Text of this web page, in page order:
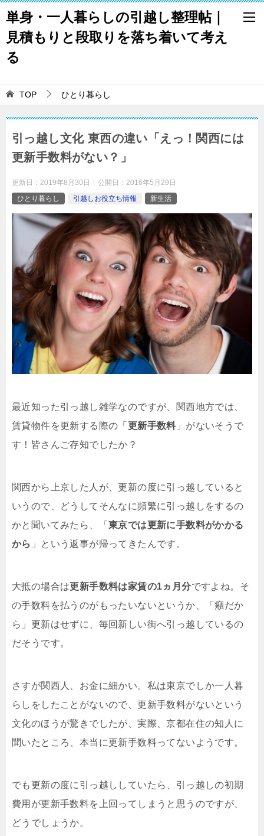
単身・一人暮らしの引越し整理帖｜
見積もりと段取りを落ち着いて考え
る
TOP ひとり暮らし
引っ越し文化 東西の違い「えっ！関西には
更新手数料がない？」
更新日： 2019年8月30日 公開日： 2016年5月29日
ひとり暮らし
引越しお役立ち情報 新生活
最近知った引っ越し雑学なのですが、関西地方では、
賃貸物件を更新する際の「 更新手数料」がないそうで
す！皆さんご存知でしたか？
関西から上京した人が、更新の度に引っ越していると
いうので、どうしてそんなに頻繁に引っ越しをするの
かと聞いてみたら、「 東京では更新に手数料がかかる
から 」という返事が帰ってきたんです。
大抵の場合は更新手数料は家賃の1ヵ月分ですよね。そ
の手数料を払うのがもったいないというか、「癪だか
ら」更新はせずに、毎回新しい街へ引っ越しているの
だそうです。
さすが関西人、お金に細かい。私は東京でしか一人暮
らしをしたことがないので、更新手数料がないという
文化のほうが驚きでしたが、実際、京都在住の知人に
聞いたところ、本当に更新手数料ってないようです。
でも更新の度に引っ越ししていたら、引っ越しの初期
費用が更新手数料を上回ってしまうと思うのですが、
どうでしょうか。